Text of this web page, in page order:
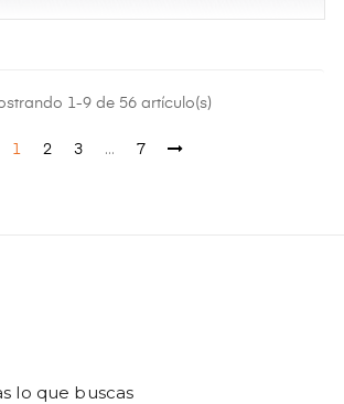
1-9 de 56 artículo(s)
1 2 3 … 7
lo que buscas